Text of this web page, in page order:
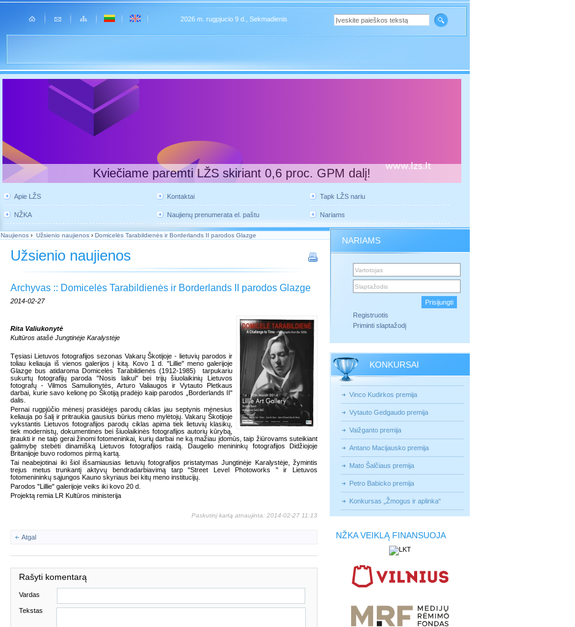
2026 m. rugpjucio 9 d., Sekmadienis
Kviečiame paremti LŽS skiriant 0,6 proc. GPM dalį!
Apie LŽS Kontaktai Tapk LŽS nariu
NŽKA Naujienų prenumerata el. paštu Nariams
Naujienos › Užsienio naujienos › Domicelės Tarabildienės ir Borderlands II parodos Glazge
Užsienio naujienos
Archyvas :: Domicelės Tarabildienės ir Borderlands II parodos Glazge
2014-02-27
Rita Valiukonytė
Kultūros atašė Jungtinėje Karalystėje
Tęsiasi Lietuvos fotografijos sezonas Vakarų Škotijoje - lietuvių parodos ir
toliau keliauja iš vienos galerijos į kitą. Kovo 1 d. "Lillie" meno galerijoje
Glazge bus atidaroma Domicelės Tarabildienės (1912-1985)
tarpukariu
sukurtų fotografijų paroda "Nosis laikui" bei trijų šiuolaikinių Lietuvos
fotografų - Vilmos Samulionytės, Arturo Valiaugos ir Vytauto Pletkaus
darbai, kurie savo kelionę po Škotiją pradėjo kaip parodos „Borderlands II"
dalis.
Pernai rugpjūčio mėnesį prasidėjęs parodų ciklas jau septynis mėnesius
keliauja po šalį ir pritraukia gausius būrius meno mylėtojų. Vakarų Škotijoje
vykstantis Lietuvos fotografijos parodų ciklas apima tiek lietuvių klasikų,
tiek modernistų, dokumentinės bei šiuolaikinės fotografijos autorių kūrybą,
įtraukti ir ne taip gerai žinomi fotomeninkai, kurių darbai ne ką mažiau įdomūs, taip žiūrovams suteikiant
galimybę stebėti dinamišką Lietuvos fotografijos raidą. Daugelio menininkų fotografijos Didžiojoje
Britanijoje buvo rodomos pirmą kartą.
Tai neabejotinai iki šiol išsamiausias lietuvių fotografijos pristatymas Jungtinėje Karalystėje, žymintis
trejus metus trunkantį aktyvų bendradarbiavimą tarp "Street Level Photoworks " ir Lietuvos
fotomenininkų sąjungos Kauno skyriaus bei kitų meno institucijų.
Parodos "Lillie" galerijoje veiks iki kovo 20 d.
Projektą remia LR Kultūros ministerija
Paskutinį kartą atnaujinta: 2014-02-27 11:13
Atgal
Rašyti komentarą
Vardas
Tekstas
NARIAMS
Registruotis
Priminti slaptažodį
KONKURSAI
Vinco Kudirkos premija
Vytauto Gedgaudo premija
Vaižganto premija
Antano Macijausko premija
Mato Šalčiaus premija
Petro Babicko premija
Konkursas „Žmogus ir aplinka“
NŽKA VEIKLĄ FINANSUOJA